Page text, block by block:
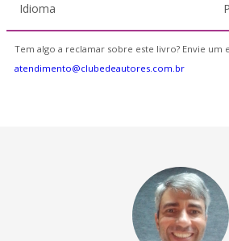
Idioma
Tem algo a reclamar sobre este livro? Envie um
atendimento@clubedeautores.com.br